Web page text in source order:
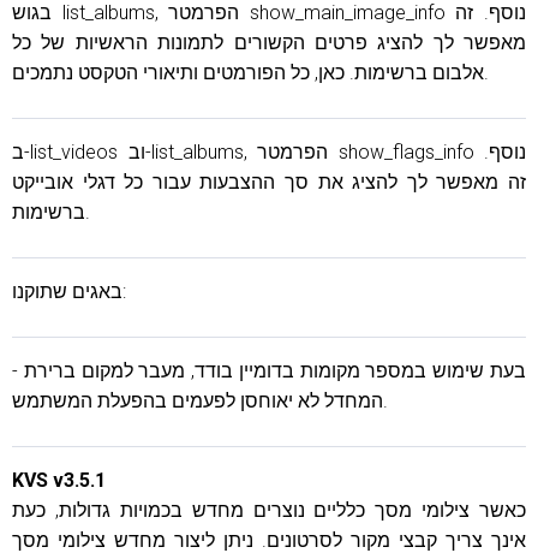
בגוש list_albums, הפרמטר show_main_image_info נוסף. זה
מאפשר לך להציג פרטים הקשורים לתמונות הראשיות של כל
אלבום ברשימות. כאן, כל הפורמטים ותיאורי הטקסט נתמכים.
ב-list_videos וב-list_albums, הפרמטר show_flags_info נוסף.
זה מאפשר לך להציג את סך ההצבעות עבור כל דגלי אובייקט
ברשימות.
באגים שתוקנו:
- בעת שימוש במספר מקומות בדומיין בודד, מעבר למקום ברירת
המחדל לא יאוחסן לפעמים בהפעלת המשתמש.
KVS v3.5.1
כאשר צילומי מסך כלליים נוצרים מחדש בכמויות גדולות, כעת
אינך צריך קבצי מקור לסרטונים. ניתן ליצור מחדש צילומי מסך